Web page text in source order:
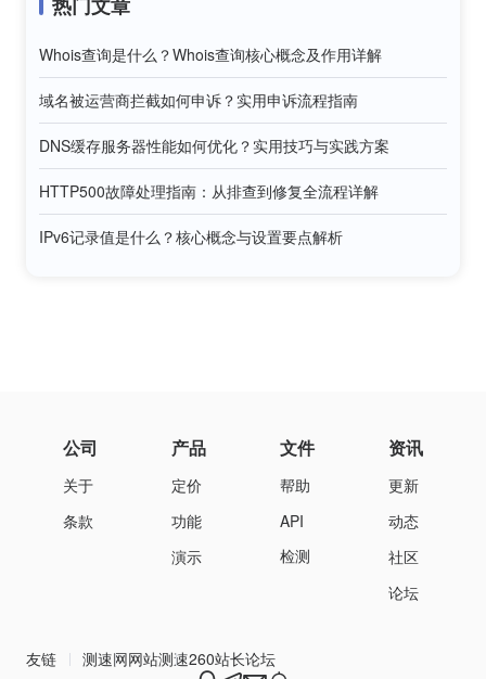
Whois查询是什么？Whois查询核心概念及作用详解
域名被运营商拦截如何申诉？实用申诉流程指南
DNS缓存服务器性能如何优化？实用技巧与实践方案
HTTP500故障处理指南：从排查到修复全流程详解
IPv6记录值是什么？核心概念与设置要点解析
公司
关于
条款
产品
定价
功能
演示
文件
帮助
API
检测
资讯
更新
动态
社区
论坛
友链 测速网网站测速260站长论坛